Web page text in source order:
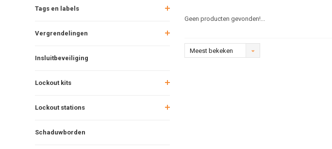
Tags en labels
Vergrendelingen
Insluitbeveiliging
Lockout kits
Lockout stations
Schaduwborden
Geen producten gevonden!...
Meest bekeken